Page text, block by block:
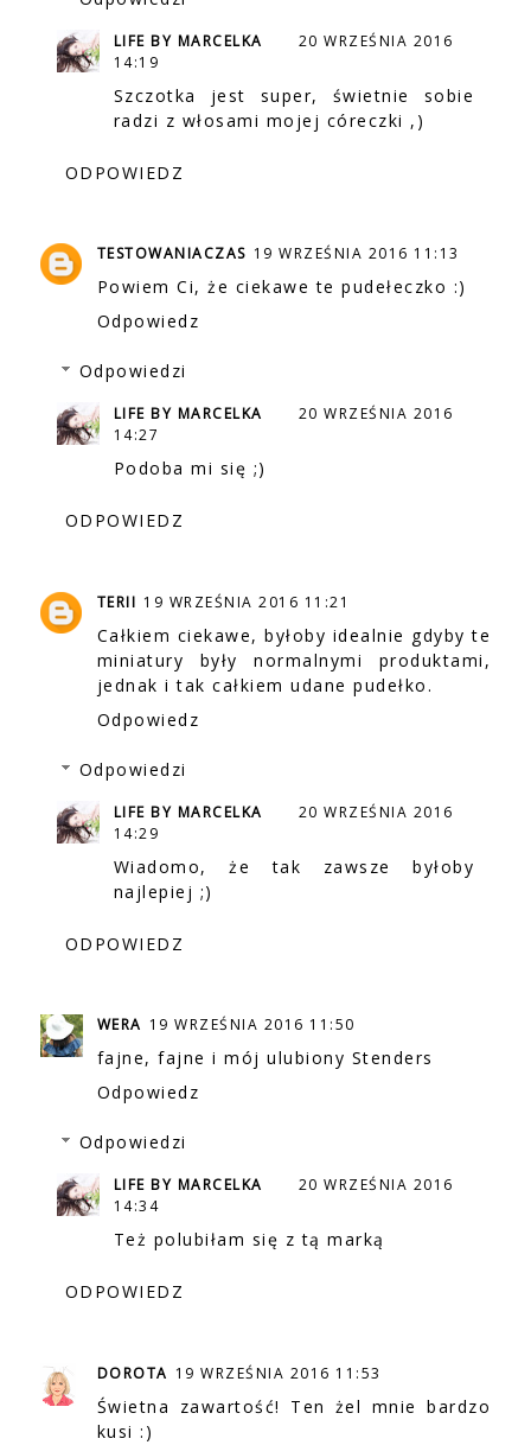
LIFE BY MARCELKA
20 WRZEŚNIA 2016
14:19
Szczotka jest super, świetnie sobie
radzi z włosami mojej córeczki ,)
ODPOWIEDZ
TESTOWANIACZAS 19 WRZEŚNIA 2016 11:13
Powiem Ci, że ciekawe te pudełeczko :)
Odpowiedz
Odpowiedzi
LIFE BY MARCELKA
20 WRZEŚNIA 2016
14:27
Podoba mi się ;)
ODPOWIEDZ
TERII 19 WRZEŚNIA 2016 11:21
Całkiem ciekawe, byłoby idealnie gdyby te
miniatury były normalnymi produktami,
jednak i tak całkiem udane pudełko.
Odpowiedz
Odpowiedzi
LIFE BY MARCELKA
20 WRZEŚNIA 2016
14:29
Wiadomo, że tak zawsze byłoby
najlepiej ;)
ODPOWIEDZ
WERA 19 WRZEŚNIA 2016 11:50
fajne, fajne i mój ulubiony Stenders
Odpowiedz
Odpowiedzi
LIFE BY MARCELKA
20 WRZEŚNIA 2016
14:34
Też polubiłam się z tą marką
ODPOWIEDZ
DOROTA 19 WRZEŚNIA 2016 11:53
Świetna zawartość! Ten żel mnie bardzo
kusi :)